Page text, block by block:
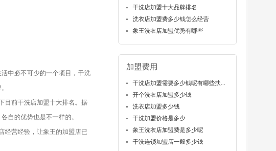
中必不可少的一个项目，干洗
目前干洗店加盟十大排名。据
自的优势也是不一样的。
营经验，让象王的加盟店已
干洗店加盟十大品牌排名
洗衣店加盟费多少钱怎么经营
象王洗衣店加盟优势有哪些
加盟费用
干洗店加盟需要多少钱呢有哪些扶...
开个洗衣店加盟多少钱
洗衣店加盟多少钱
干洗加盟价格是多少
象王洗衣店加盟费是多少呢
干洗连锁加盟店一般多少钱